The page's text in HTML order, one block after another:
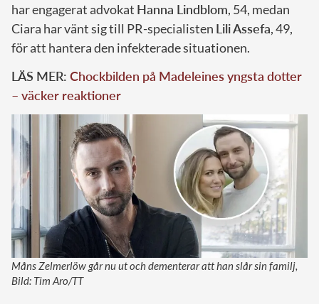
har engagerat advokat Hanna Lindblom, 54, medan
Ciara har vänt sig till PR-specialisten Lili Assefa, 49,
för att hantera den infekterade situationen.
LÄS MER: Chockbilden på Madeleines yngsta dotter
– väcker reaktioner
Måns Zelmerlöw går nu ut och dementerar att han slår sin familj,
Bild: Tim Aro/TT